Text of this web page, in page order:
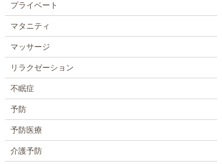
プライベート
マタニティ
マッサージ
リラクゼーション
不眠症
予防
予防医療
介護予防